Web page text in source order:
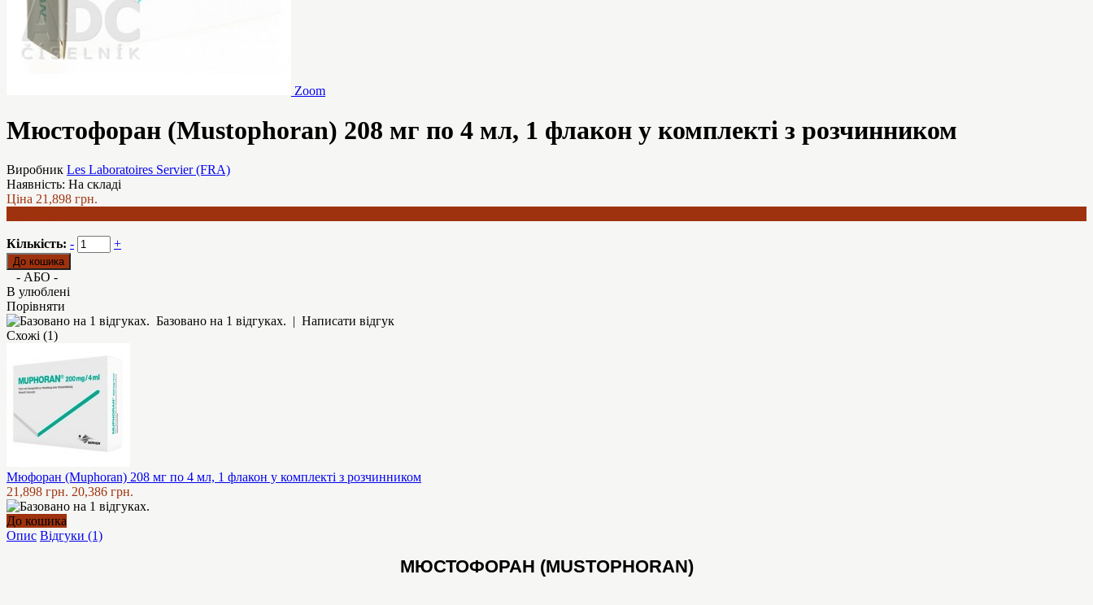
Zoom
Мюстофоран (Mustophoran) 208 мг по 4 мл, 1 флакон у комплекті з розчинником
Виробник Les Laboratoires Servier (FRA)
Наявність: На складі
Ціна 21,898 грн.
Кількість: - +
- АБО -
В улюблені
Порівняти
Базовано на 1 відгуках. | Написати відгук
Схожі (1)
Мюфоран (Muphoran) 208 мг по 4 мл, 1 флакон у комплекті з розчинником
21,898 грн. 20,386 грн.
До кошика
Опис Відгуки (1)
МЮСТОФОРАН (MUSTOPHORAN)